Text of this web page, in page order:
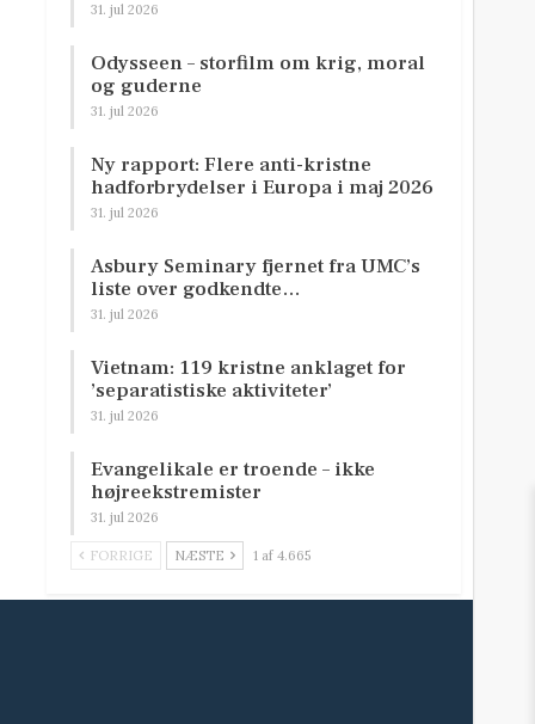
31. jul 2026
Odysseen – storfilm om krig, moral
og guderne
31. jul 2026
Ny rapport: Flere anti-kristne
hadforbrydelser i Europa i maj 2026
31. jul 2026
Asbury Seminary fjernet fra UMC’s
liste over godkendte…
31. jul 2026
Vietnam: 119 kristne anklaget for
’separatistiske aktiviteter’
31. jul 2026
Evangelikale er troende – ikke
højreekstremister
31. jul 2026
FORRIGE NÆSTE 1 af 4.665